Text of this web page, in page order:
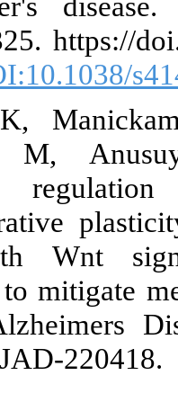
04784-y [
32. Surya
synergy
implications
disease. J